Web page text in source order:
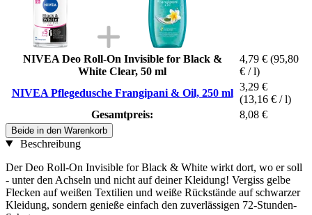
NIVEA Deo Roll-On Invisible for Black &
White Clear, 50 ml
4,79 € (95,80
€ / l)
NIVEA Pflegedusche Frangipani & Oil, 250 ml
3,29 €
(13,16 € / l)
Gesamtpreis:
8,08 €
Beide in den Warenkorb
Beschreibung
Der Deo Roll-On Invisible for Black & White wirkt dort, wo er soll
- unter den Achseln und nicht auf deiner Kleidung! Vergiss gelbe
Flecken auf weißen Textilien und weiße Rückstände auf schwarzer
Kleidung, sondern genieße einfach den zuverlässigen 72-Stunden-